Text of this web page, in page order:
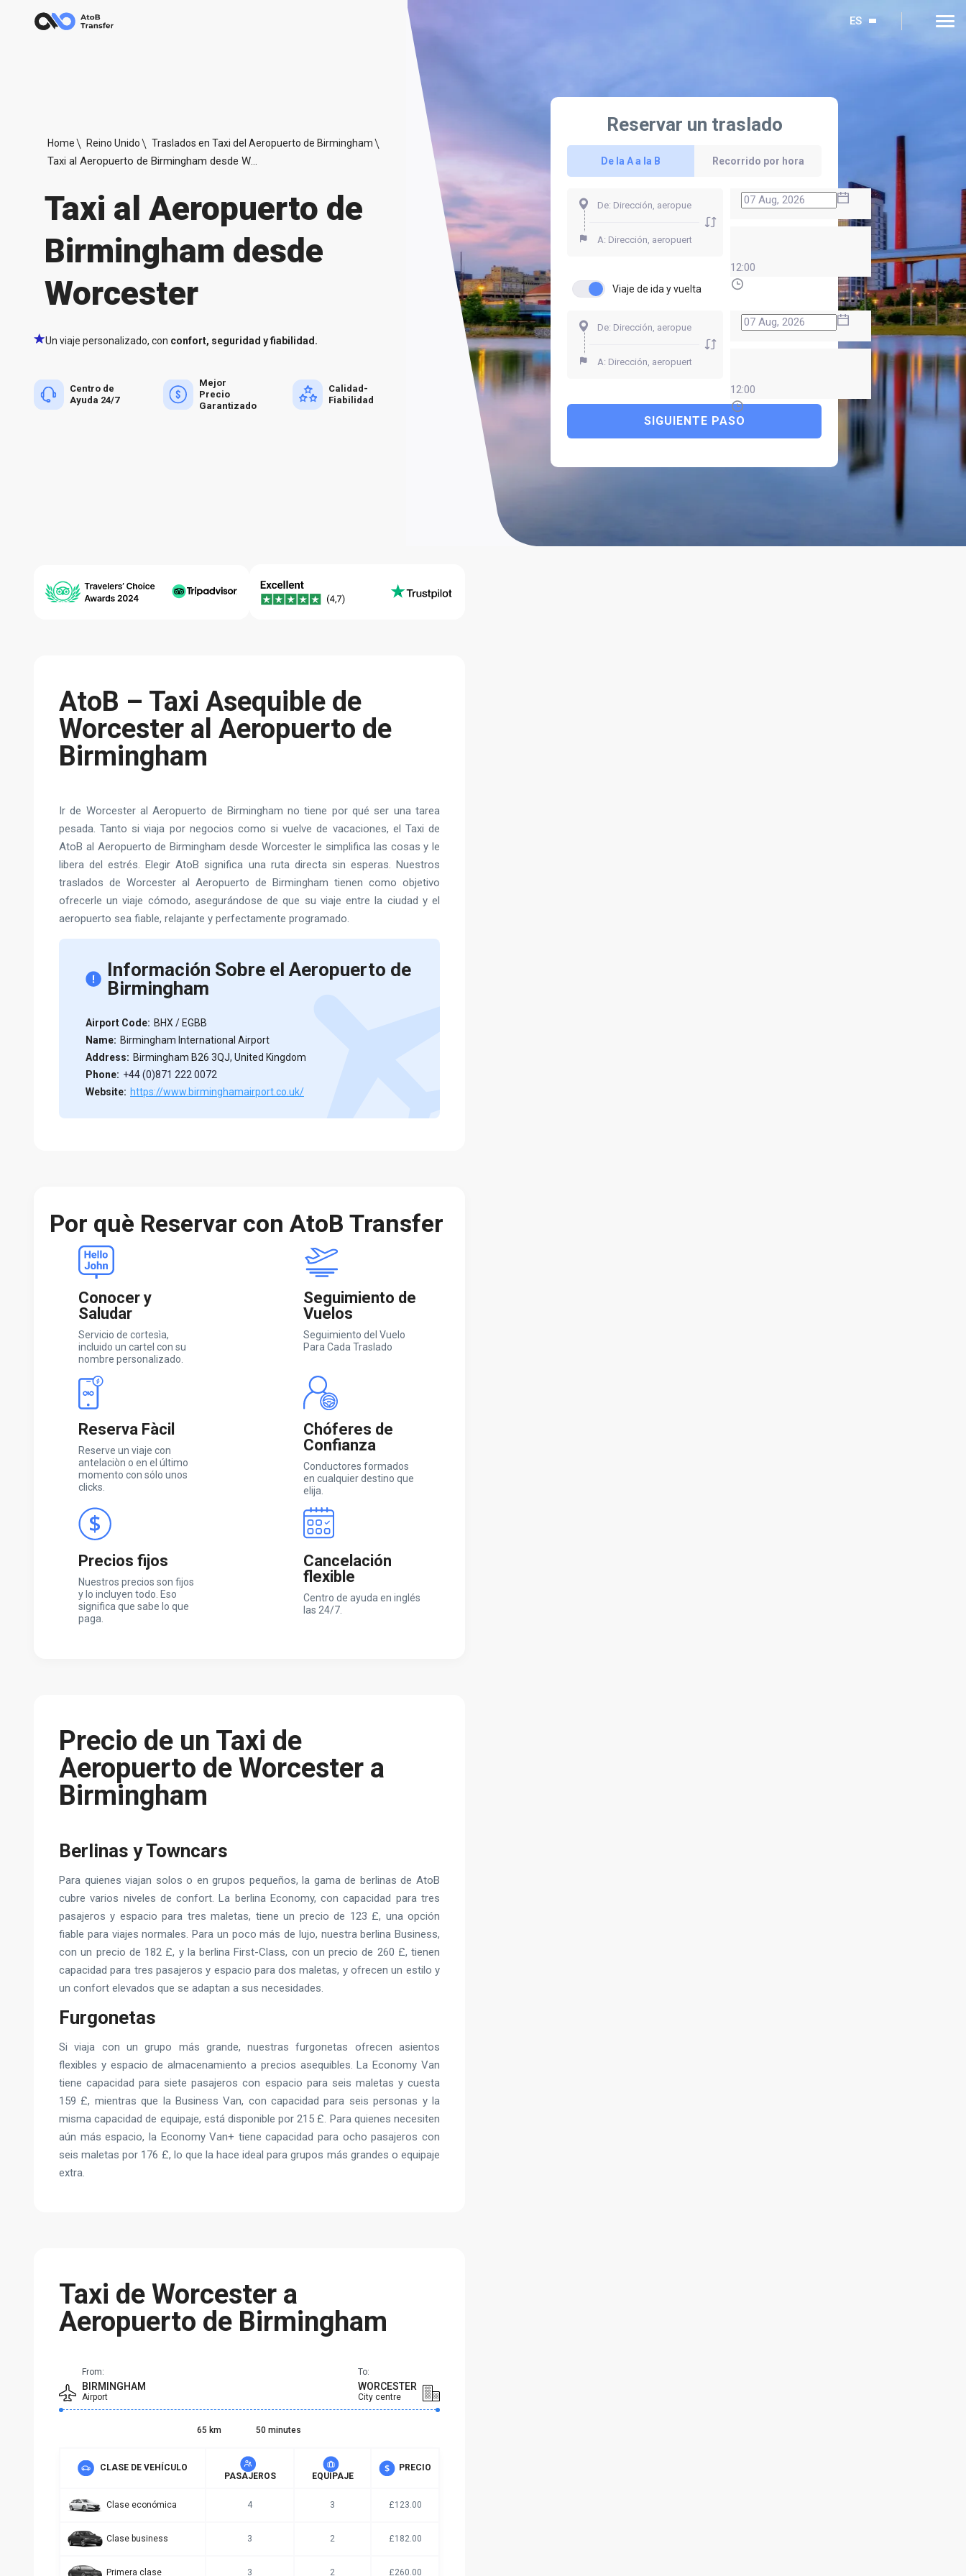
ES
Home Reino Unido Traslados en Taxi del Aeropuerto de Birmingham
Taxi al Aeropuerto de Birmingham desde Worcester
Taxi al Aeropuerto de
Birmingham desde
Worcester
Un viaje personalizado, con confort, seguridad y fiabilidad.
Centro de
Ayuda 24/7
Mejor
Precio
Garantizado
Calidad-
Fiabilidad
Reservar un traslado
De la A a la B Recorrido por hora
12:00
Viaje de ida y vuelta
12:00
SIGUIENTE PASO
AtoB – Taxi Asequible de
Worcester al Aeropuerto de
Birmingham
Ir de Worcester al Aeropuerto de Birmingham no tiene por qué ser una tarea
pesada. Tanto si viaja por negocios como si vuelve de vacaciones, el Taxi de
AtoB al Aeropuerto de Birmingham desde Worcester le simplifica las cosas y le
libera del estrés. Elegir AtoB significa una ruta directa sin esperas. Nuestros
traslados de Worcester al Aeropuerto de Birmingham tienen como objetivo
ofrecerle un viaje cómodo, asegurándose de que su viaje entre la ciudad y el
aeropuerto sea fiable, relajante y perfectamente programado.
Información Sobre el Aeropuerto de
Birmingham
Airport Code: BHX / EGBB
Name: Birmingham International Airport
Address: Birmingham B26 3QJ, United Kingdom
Phone: +44 (0)871 222 0072
Website: https://www.birminghamairport.co.uk/
Por què Reservar con AtoB Transfer
Conocer y
Saludar
Servicio de cortesìa,
incluido un cartel con su
nombre personalizado.
Seguimiento de
Vuelos
Seguimiento del Vuelo
Para Cada Traslado
Reserva Fàcil
Reserve un viaje con
antelaciòn o en el último
momento con sólo unos
clicks.
Chóferes de
Confianza
Conductores formados
en cualquier destino que
elija.
Precios fijos
Nuestros precios son fijos
y lo incluyen todo. Eso
significa que sabe lo que
paga.
Cancelación
flexible
Centro de ayuda en inglés
las 24/7.
Precio de un Taxi de
Aeropuerto de Worcester a
Birmingham
Berlinas y Towncars
Para quienes viajan solos o en grupos pequeños, la gama de berlinas de AtoB
cubre varios niveles de confort. La berlina Economy, con capacidad para tres
pasajeros y espacio para tres maletas, tiene un precio de 123 £, una opción
fiable para viajes normales. Para un poco más de lujo, nuestra berlina Business,
con un precio de 182 £, y la berlina First-Class, con un precio de 260 £, tienen
capacidad para tres pasajeros y espacio para dos maletas, y ofrecen un estilo y
un confort elevados que se adaptan a sus necesidades.
Furgonetas
Si viaja con un grupo más grande, nuestras furgonetas ofrecen asientos
flexibles y espacio de almacenamiento a precios asequibles. La Economy Van
tiene capacidad para siete pasajeros con espacio para seis maletas y cuesta
159 £, mientras que la Business Van, con capacidad para seis personas y la
misma capacidad de equipaje, está disponible por 215 £. Para quienes necesiten
aún más espacio, la Economy Van+ tiene capacidad para ocho pasajeros con
seis maletas por 176 £, lo que la hace ideal para grupos más grandes o equipaje
extra.
Taxi de Worcester a
Aeropuerto de Birmingham
From:
BIRMINGHAM
Airport
To:
WORCESTER
City centre
65 km 50 minutes
CLASE DE VEHÍCULO
PASAJEROS
EQUIPAJE
PRECIO
Clase económica 4 3 £123.00
Clase business 3 2 £182.00
Primera clase 3 2 £260.00